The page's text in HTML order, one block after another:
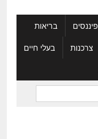
פיננסים
בריאות
צרכנות
בעלי חיים